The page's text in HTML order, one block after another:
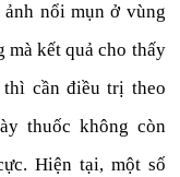
nổi mụn ở vùng
mà kết quả cho thấy
cần điều trị theo
thuốc không còn
Hiện tại, một số